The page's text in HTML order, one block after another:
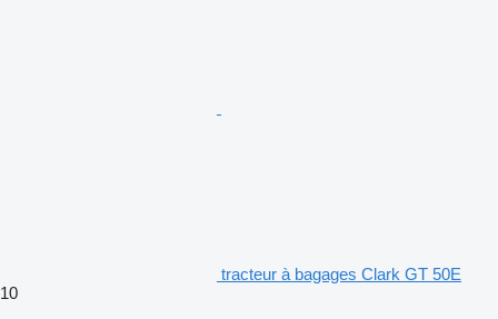
tracteur à bagages Clark GT 50E
10